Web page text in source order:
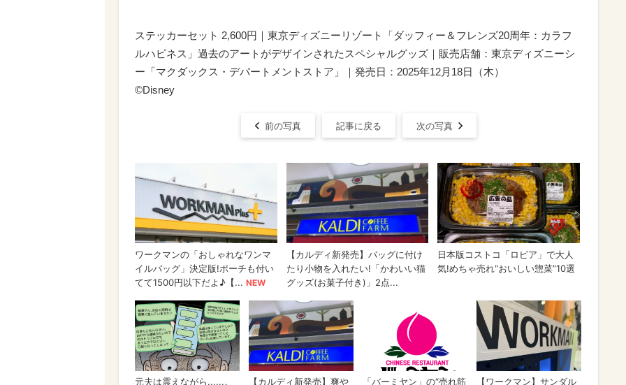
ステッカーセット 2,600円｜東京ディズニーリゾート「ダッフィー＆フレンズ20周年：カラフ
ルハピネス」過去のアートがデザインされたスペシャルグッズ｜販売店舗：東京ディズニーシ
ー「マクダックス・デパートメントストア」｜発売日：2025年12月18日（木）
©Disney
前の写真 記事に戻る 次の写真